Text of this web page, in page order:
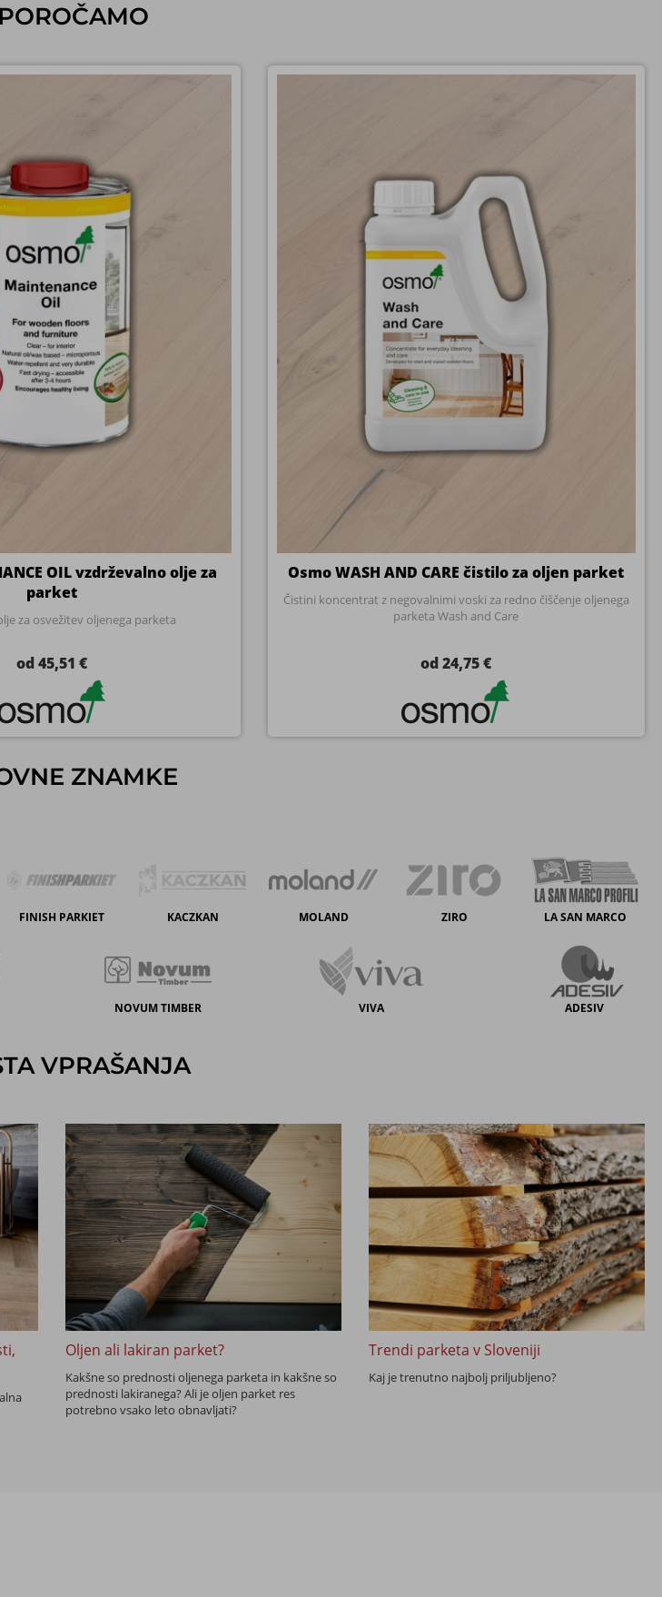
OIL vzdrževalno olje za
parket
za osvežitev oljenega parketa
od 45,51 €
Osmo WASH AND CARE čistilo za oljen parket
Čistini koncentrat z negovalnimi voski za redno čiščenje oljenega
parketa Wash and Care
od 24,75 €
ZNAMKE
FINISH PARKIET KACZKAN MOLAND ZIRO LA SAN MARCO
NOVUM TIMBER VIVA ADESIV
VPRAŠANJA
Oljen ali lakiran parket?
Kakšne so prednosti oljenega parketa in kakšne so
prednosti lakiranega? Ali je oljen parket res
potrebno vsako leto obnavljati?
Trendi parketa v Sloveniji
Kaj je trenutno najbolj priljubljeno?